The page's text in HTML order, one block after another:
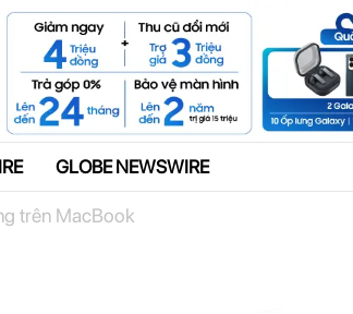
Quảng cáo
GLOBE NEWSWIRE
trên MacBook